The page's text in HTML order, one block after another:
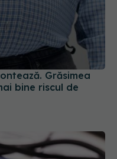
Grăsimea
bine riscul de